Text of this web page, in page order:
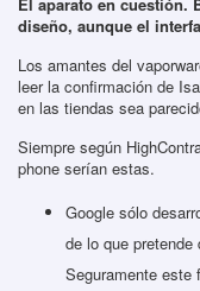
diseño, aunque el
Los amantes del
leer la confirmación de
en las tiendas sea
Siempre según
phone serían estas.
Google sólo
de lo que
Seguramente este